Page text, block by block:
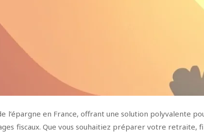
l’épargne en France, offrant une solution polyvalente
fiscaux. Que vous souhaitiez préparer votre retraite,